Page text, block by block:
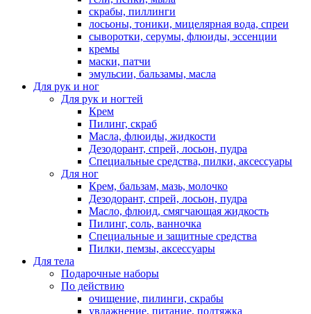
скрабы, пиллинги
лосьоны, тоники, мицелярная вода, спреи
сыворотки, серумы, флюиды, эссенции
кремы
маски, патчи
эмульсии, бальзамы, масла
Для рук и ног
Для рук и ногтей
Крем
Пилинг, скраб
Масла, флюиды, жидкости
Дезодорант, спрей, лосьон, пудра
Специальные средства, пилки, аксессуары
Для ног
Крем, бальзам, мазь, молочко
Дезодорант, спрей, лосьон, пудра
Масло, флюид, смягчающая жидкость
Пилинг, соль, ванночка
Специальные и защитные средства
Пилки, пемзы, аксессуары
Для тела
Подарочные наборы
По действию
очищение, пилинги, скрабы
увлажнение, питание, подтяжка